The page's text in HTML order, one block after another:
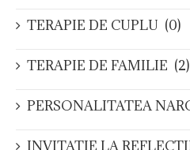
TERAPIE DE CUPLU (0)
TERAPIE DE FAMILIE (2)
PERSONALITATEA
INVITATIE LA